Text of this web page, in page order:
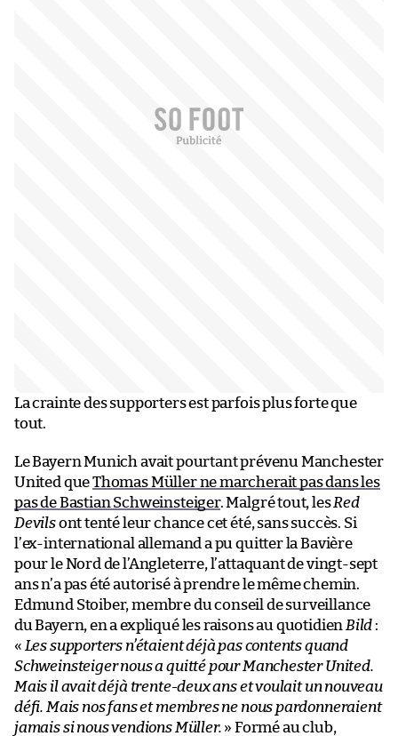
La crainte des supporters est parfois plus forte que
tout.
Le Bayern Munich avait pourtant prévenu Manchester
United queThomas Müller ne marcherait pas dans les
pas de Bastian Schweinsteiger. Malgré tout, lesRed
Devilsont tenté leur chance cet été, sans succès. Si
l’ex-international allemand a pu quitter la Bavière
pour le Nord de l’Angleterre, l’attaquant de vingt-sept
ans n’a pas été autorisé à prendre le même chemin.
Edmund Stoiber, membre du conseil de surveillance
du Bayern, en a expliqué les raisons au quotidien Bild :
« Les supporters n’étaient déjà pas contents quand
Schweinsteiger nous a quitté pour Manchester United.
Mais il avait déjà trente-deux ans et voulait un nouveau
défi. Mais nos fans et membres ne nous pardonneraient
jamais si nous vendions Müller. » Formé au club,